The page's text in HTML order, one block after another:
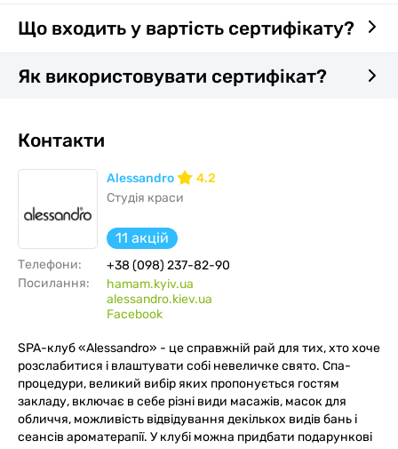
Що входить у вартість сертифікату?
Як використовувати сертифікат?
Контакти
Alessandro
4.2
Студія краси
11 акцій
Телефони:
+38 (098) 237-82-90
Посилання:
hamam.kyiv.ua
alessandro.kiev.ua
Facebook
SPA-клуб «Alessandro» - це справжній рай для тих, хто хоче
розслабитися і влаштувати собі невеличке свято. Спа-
процедури, великий вибір яких пропонується гостям
закладу, включає в себе різні види масажів, масок для
обличчя, можливість відвідування декількох видів бань і
сеансів ароматерапії. У клубі можна придбати подарункові